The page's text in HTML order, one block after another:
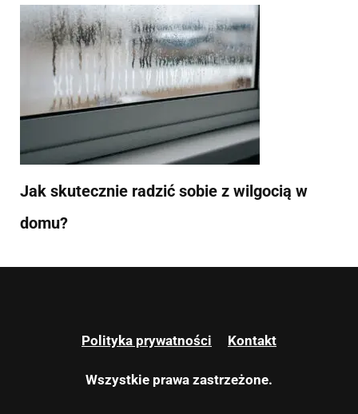
Jak skutecznie radzić sobie z wilgocią w
domu?
Polityka prywatności Kontakt
Wszystkie prawa zastrzeżone.